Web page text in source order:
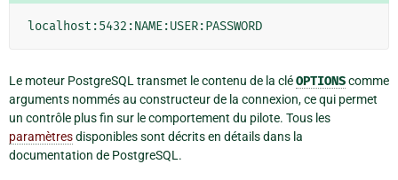
Le moteur PostgreSQL transmet le contenu de la cléOPTIONScomme
arguments nommés au constructeur de la connexion, ce qui permet
un contrôle plus fin sur le comportement du pilote. Tous les
paramètresdisponibles sont décrits en détails dans la
documentation de PostgreSQL.